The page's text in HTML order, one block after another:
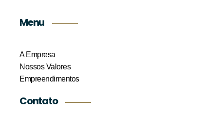
Menu
A Empresa
Nossos Valores
Empreendimentos
Contato